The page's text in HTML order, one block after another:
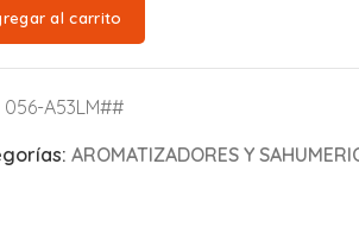
al carrito
056-A53LM##
AROMATIZADORES Y